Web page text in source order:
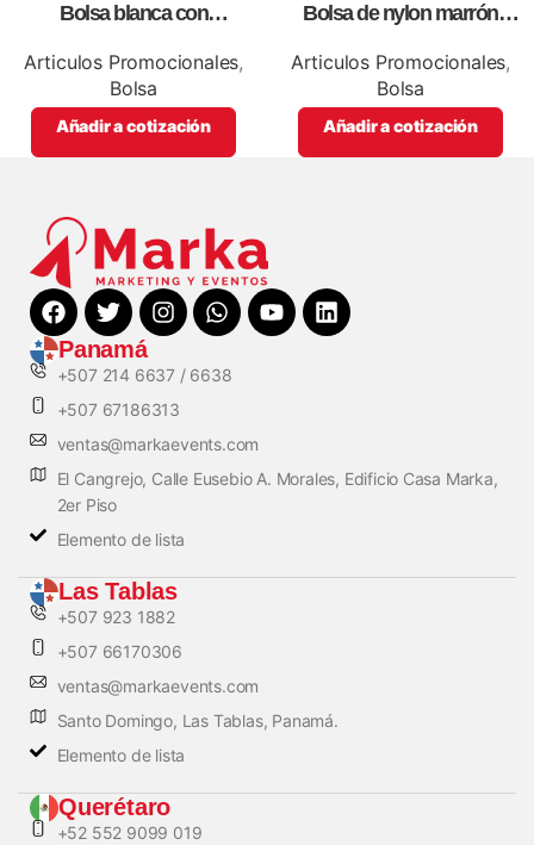
Bolsa blanca con
promocionales
Articulos Promocionales,
Bolsa
Añadir a cotización
Bolsa de nylon marrón
color
Articulos Promocionales,
Bolsa
Añadir a cotización
Panamá
+507 214 6637 / 6638
+507 67186313
ventas@markaevents.com
El Cangrejo, Calle Eusebio A. Morales, Edificio Casa Marka,
2er Piso
Elemento de lista
Las Tablas
+507 923 1882
+507 66170306
ventas@markaevents.com
Santo Domingo, Las Tablas, Panamá.
Elemento de lista
Querétaro
+52 552 9099 019